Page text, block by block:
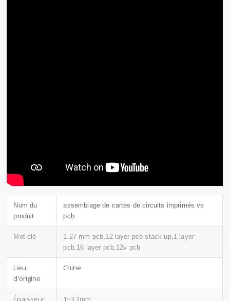
Nom du
produit
assemblage de cartes de circuits imprimés vs
pcb
Mot-clé
1.27 mm pcb,12 layer pcb stack up,1 layer
pcb,16 layer pcb,12v pcb
Lieu
d'origine
Chine
Épaisseur
1~3,2mm